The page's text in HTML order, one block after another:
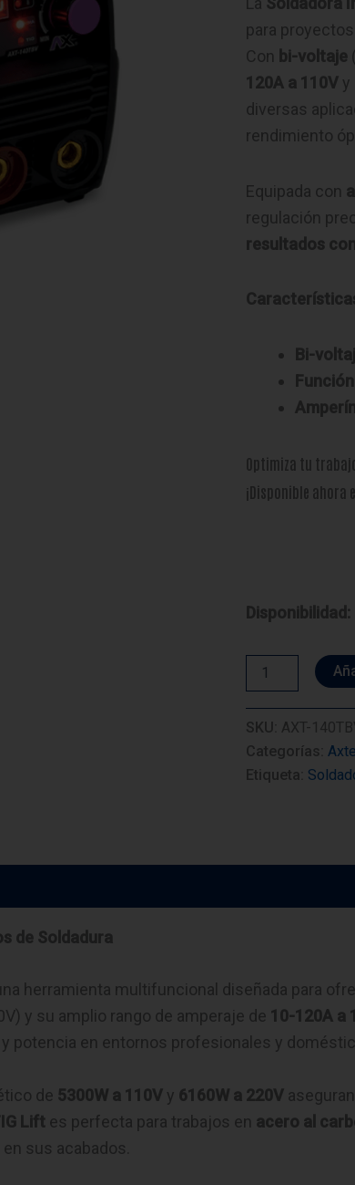
para
Con bi-voltaje
120A a 110V y
diversas
rendimiento
Equipada con
regulación
resultados
Bi-
Optimiza tu
¡Disponible ahora
Disponibilidad:
Inversor
140TBV
cantidad
SKU: AXT-
Categorías:
Etiqueta:
de Soldadura
herramienta multifuncional diseñada para
y su amplio rango de amperaje de 10-120A a
potencia en entornos profesionales y
de 5300W a 110V y 6160W a 220V
Lift es perfecta para trabajos en acero al
en sus acabados.